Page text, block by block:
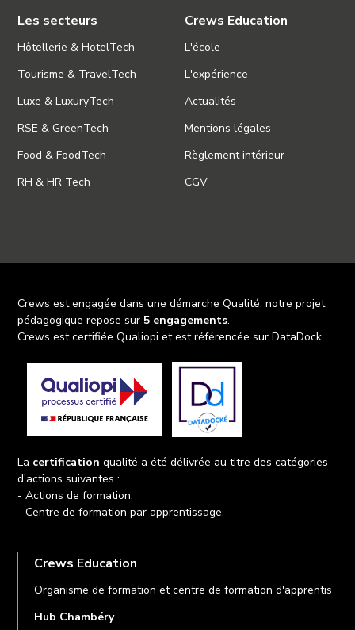
Les secteurs
Hôtellerie & HotelTech
Tourisme & TravelTech
Luxe & LuxuryTech
RSE & GreenTech
Food & FoodTech
RH & HR Tech
Crews Education
L'école
L'expérience
Actualités
Mentions légales
Règlement intérieur
CGV
Crews est engagée dans une démarche Qualité, notre projet
pédagogique repose sur 5 engagements.
Crews est certifiée Qualiopi et est référencée sur DataDock.
La certification qualité a été délivrée au titre des catégories
d'actions suivantes :
- Actions de formation,
- Centre de formation par apprentissage.
Crews Education
Organisme de formation et centre de formation d'apprentis
Hub Chambéry